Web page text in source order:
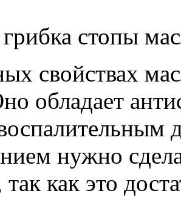
стопы
свойствах
обладает
нужно
как это